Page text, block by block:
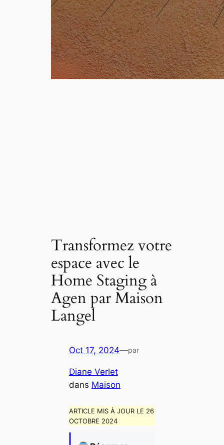
Transformez votre
espace avec le
Home Staging à
Agen par Maison
Langel
Oct 17, 2024—par
Diane Verlet
dans Maison
ARTICLE MIS À JOUR LE 26
OCTOBRE 2024